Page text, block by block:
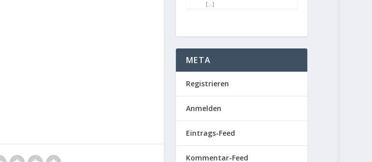
[…]
META
Registrieren
Anmelden
Eintrags-Feed
Kommentar-Feed